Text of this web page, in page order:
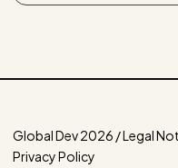
Global Dev 2026 / Legal
Privacy Policy